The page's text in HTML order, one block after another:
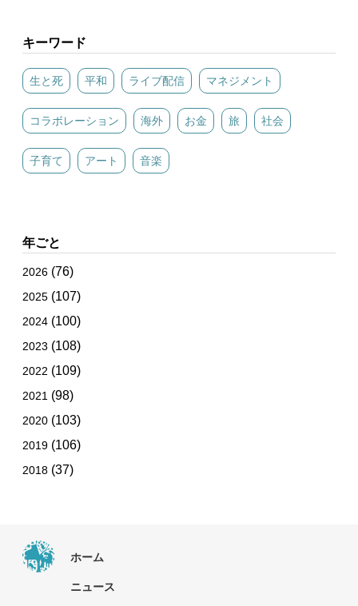
キーワード
生と死 平和 ライブ配信 マネジメント
コラボレーション 海外 お金 旅 社会
子育て アート 音楽
年ごと
2026 (76)
2025 (107)
2024 (100)
2023 (108)
2022 (109)
2021 (98)
2020 (103)
2019 (106)
2018 (37)
ホーム
ニュース